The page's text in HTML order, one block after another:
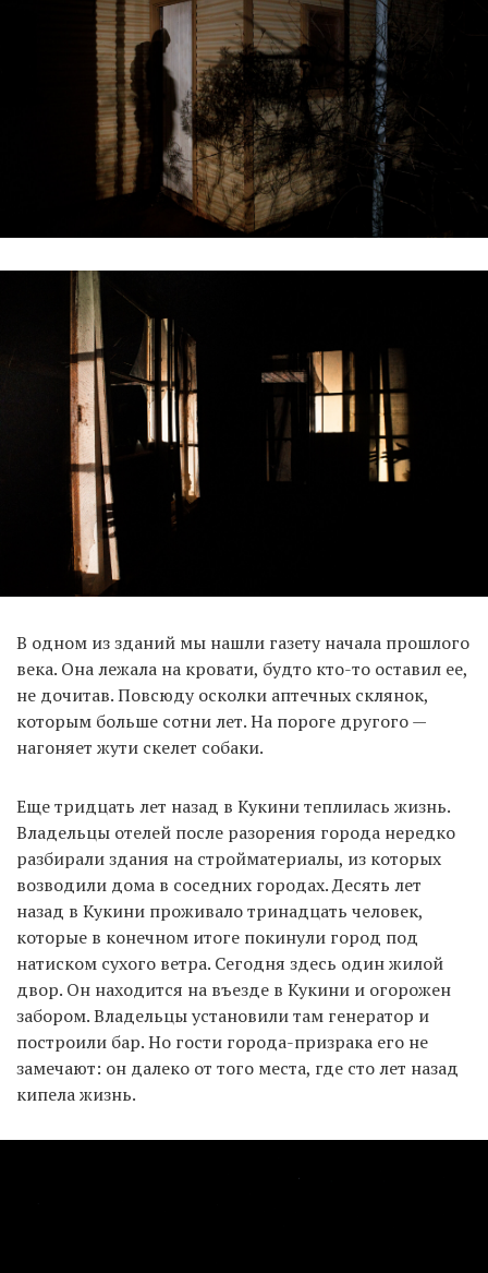
В одном из зданий мы нашли газету начала прошлого
века. Она лежала на кровати, будто кто-то оставил ее,
не дочитав. Повсюду осколки аптечных склянок,
которым больше сотни лет. На пороге другого —
нагоняет жути скелет собаки.
Еще тридцать лет назад в Кукини теплилась жизнь.
Владельцы отелей после разорения города нередко
разбирали здания на стройматериалы, из которых
возводили дома в соседних городах. Десять лет
назад в Кукини проживало тринадцать человек,
которые в конечном итоге покинули город под
натиском сухого ветра. Сегодня здесь один жилой
двор. Он находится на въезде в Кукини и огорожен
забором. Владельцы установили там генератор и
построили бар. Но гости города-призрака его не
замечают: он далеко от того места, где сто лет назад
кипела жизнь.